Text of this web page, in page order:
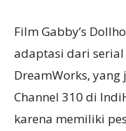
Film Gabby’s
adaptasi dari
DreamWorks,
Channel 310 di
karena memiliki